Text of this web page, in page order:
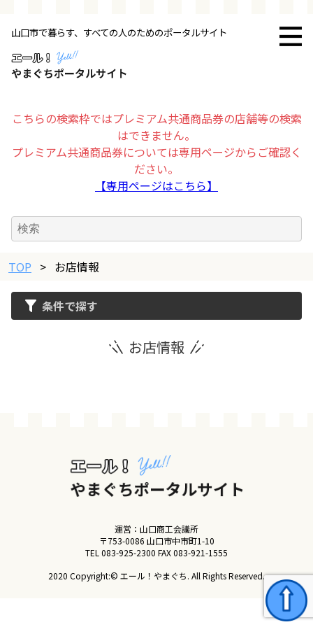
山口市で暮らす、すべての人のためのポータルサイト
こちらの検索枠ではプレミアム共通商品券の店舗等の検索
はできません。
プレミアム共通商品券については専用ページからご確認く
ださい。
【専用ページはこちら】
トップページ
その他
求人情報
お得
イベント情報の掲載はこちら
TOP > お店情報
条件で探す
お店情報
運営：山口商工会議所
〒753-0086 山口市中市町1-10
TEL 083-925-2300 FAX 083-921-1555
2020 Copyright:© エール！やまぐち. All Rights Reserved.